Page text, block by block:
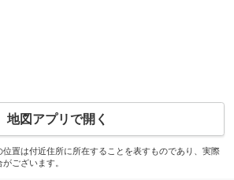
地図アプリで開く
置は付近住所に所在することを表すものであり、実際
ございます。